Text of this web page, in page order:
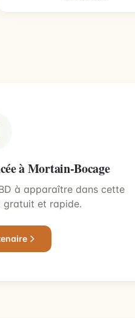
à Mortain-Bocage
à apparaître dans cette
gratuit et rapide.